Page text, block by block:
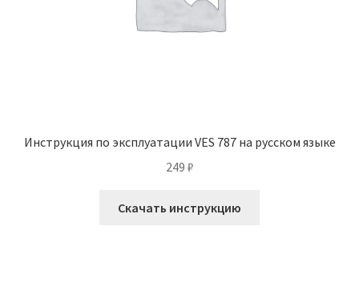
Инструкция по эксплуатации VES 787 на русском языке
249 ₽
Скачать инструкцию